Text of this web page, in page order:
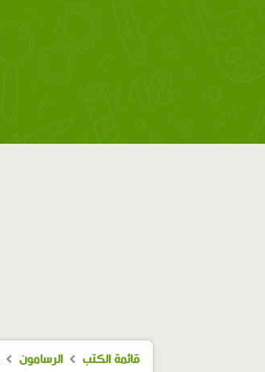
قائمة الكتب الرسامون